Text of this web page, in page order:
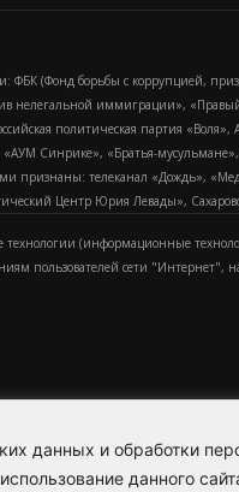
данных и обработки
данного
ФБК (Фонд борьбы с коррупцией,
нелегальной иммиграции»,
политическая партия
«АУМ Синрике», «Братья-
признаны: телеканал «Дождь»,
Центр Юрия Левады»,
(информационные
пользователей сети "Интернет",